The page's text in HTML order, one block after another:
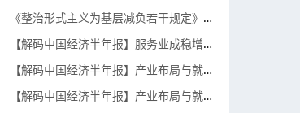
《整治形式主义为基层减负若干规定》实施以来—— 除作风之弊 兴实干之风
【解码中国经济半年报】服务业成稳增长惠民生关键支撑
【解码中国经济半年报】产业布局与就业扩容同频共振
【解码中国经济半年报】产业布局与就业扩容同频共振